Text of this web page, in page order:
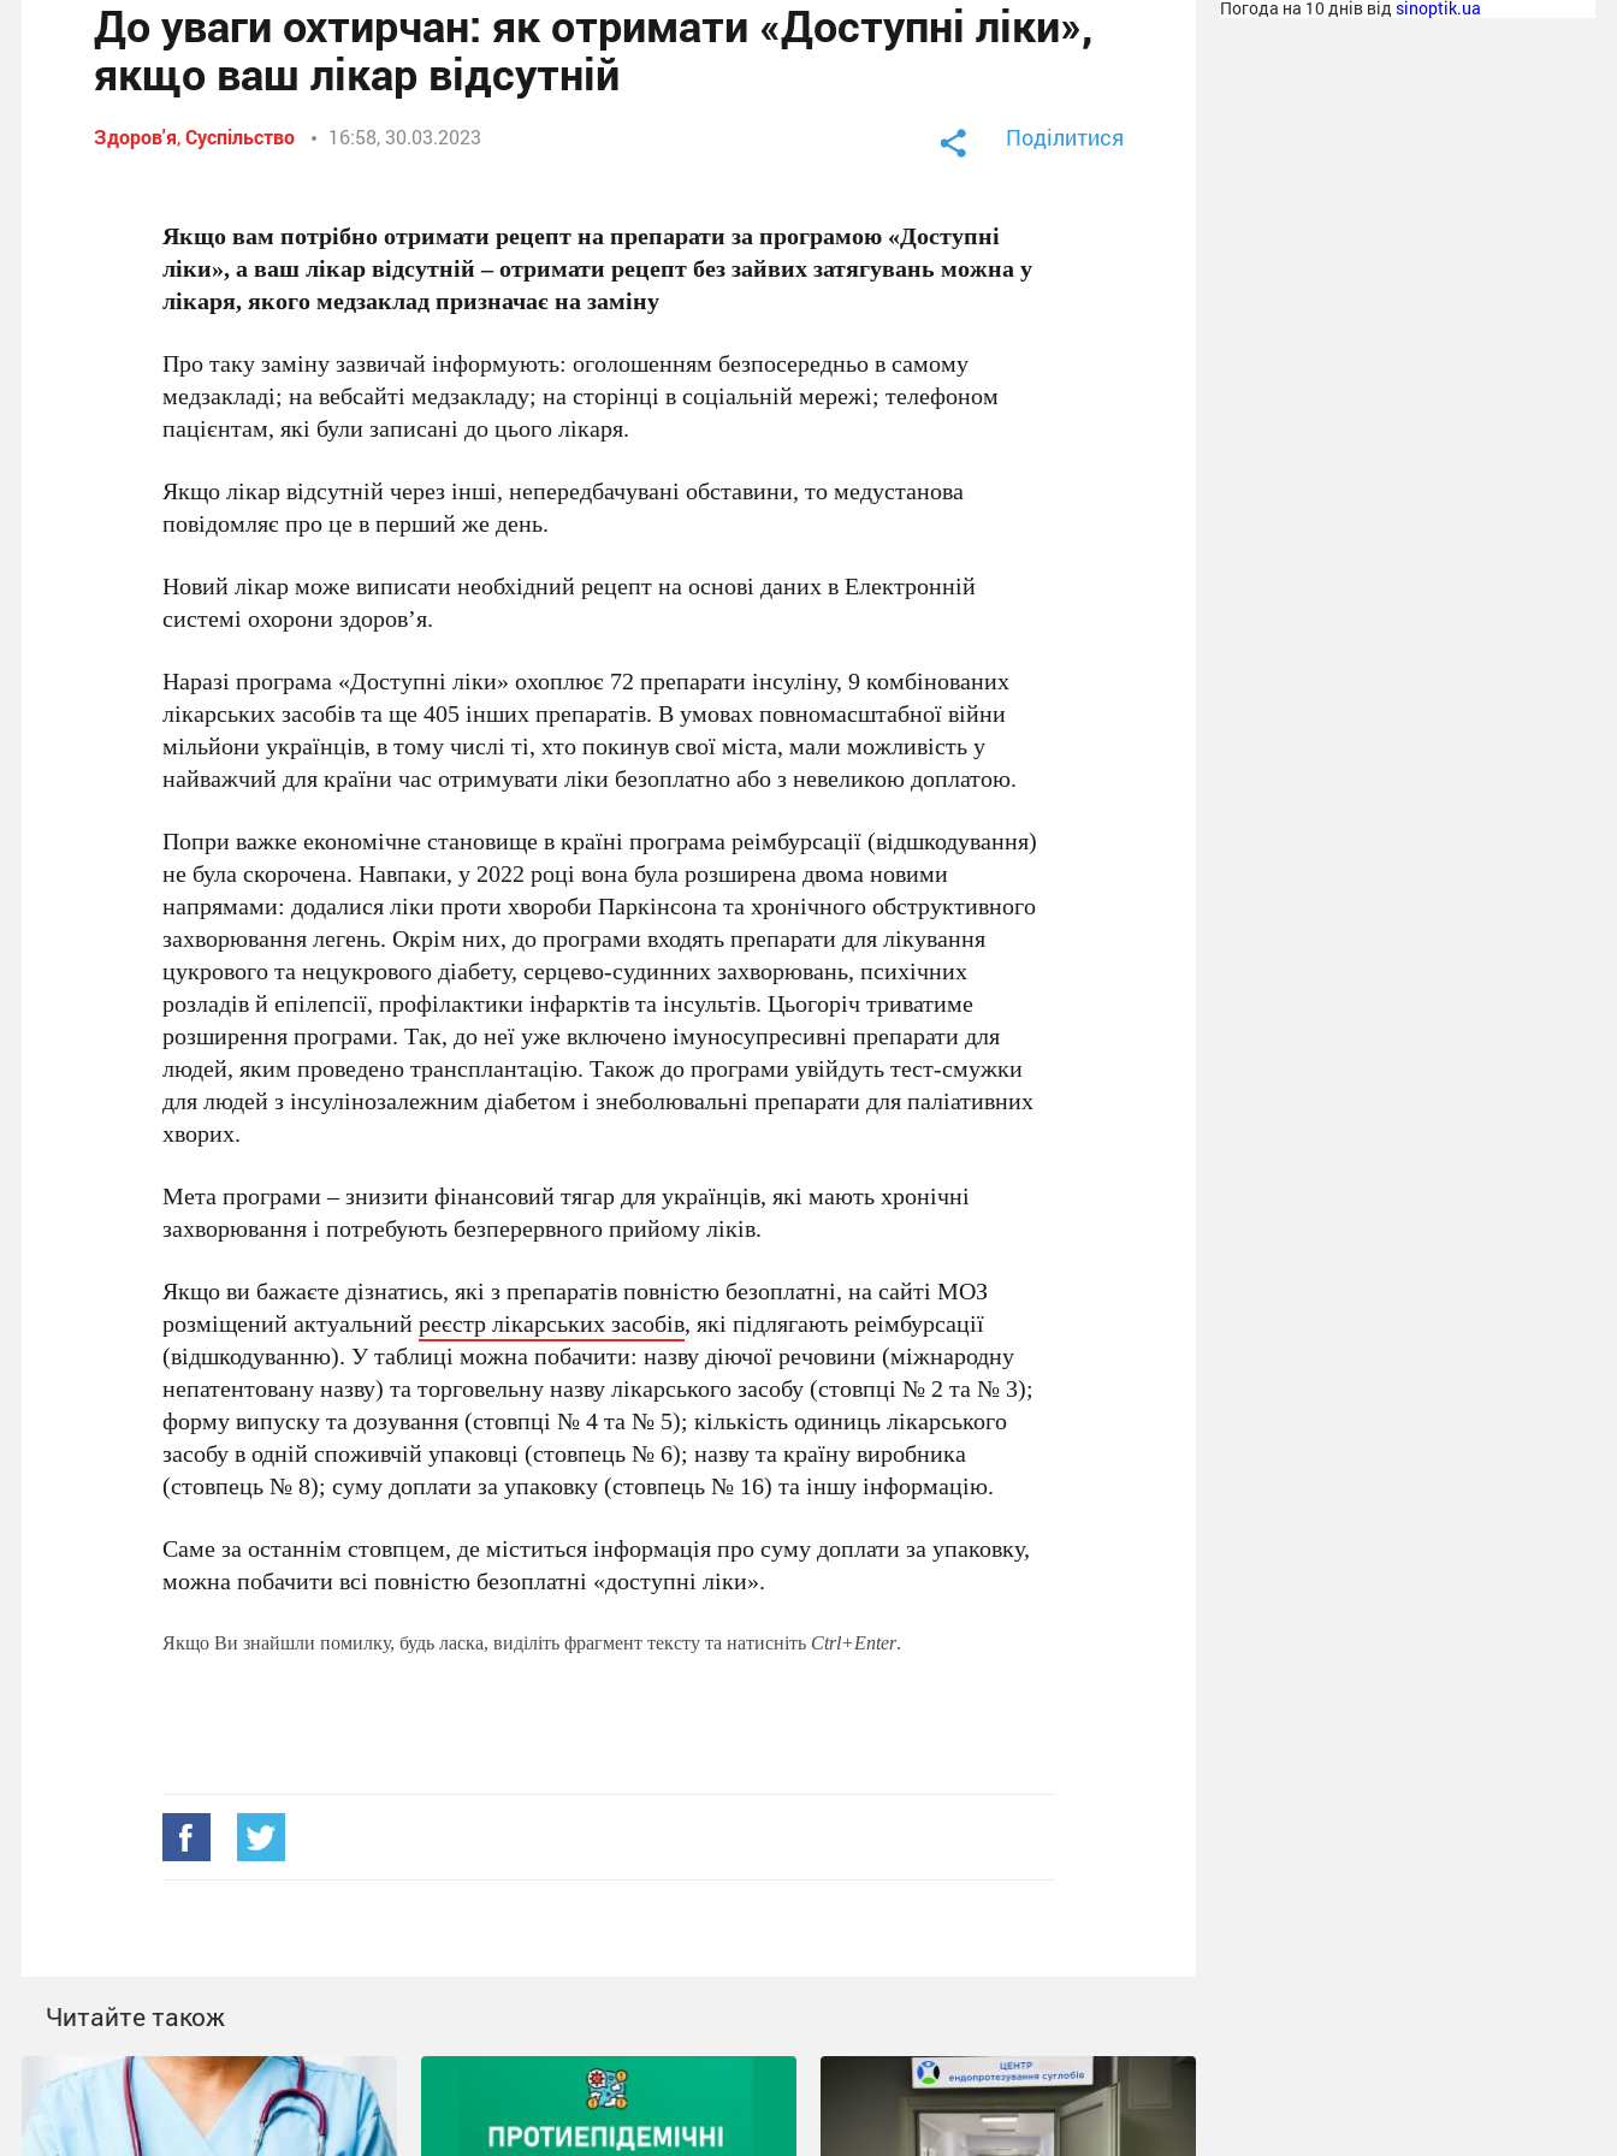
До уваги охтирчан: як отримати «Доступні ліки»,
якщо ваш лікар відсутній
Здоров'я,Суспільство 16:58, 30.03.2023 Поділитися
Якщо вам потрібно отримати рецепт на препарати за програмою «Доступні
ліки», а ваш лікар відсутній – отримати рецепт без зайвих затягувань можна у
лікаря, якого медзаклад призначає на заміну
Про таку заміну зазвичай інформують: оголошенням безпосередньо в самому
медзакладі; на вебсайті медзакладу; на сторінці в соціальній мережі; телефоном
пацієнтам, які були записані до цього лікаря.
Якщо лікар відсутній через інші, непередбачувані обставини, то медустанова
повідомляє про це в перший же день.
Новий лікар може виписати необхідний рецепт на основі даних в Електронній
системі охорони здоров’я.
Наразі програма «Доступні ліки» охоплює 72 препарати інсуліну, 9 комбінованих
лікарських засобів та ще 405 інших препаратів. В умовах повномасштабної війни
мільйони українців, в тому числі ті, хто покинув свої міста, мали можливість у
найважчий для країни час отримувати ліки безоплатно або з невеликою доплатою.
Попри важке економічне становище в країні програма реімбурсації (відшкодування)
не була скорочена. Навпаки, у 2022 році вона була розширена двома новими
напрямами: додалися ліки проти хвороби Паркінсона та хронічного обструктивного
захворювання легень. Окрім них, до програми входять препарати для лікування
цукрового та нецукрового діабету, серцево-судинних захворювань, психічних
розладів й епілепсії, профілактики інфарктів та інсультів. Цьогоріч триватиме
розширення програми. Так, до неї уже включено імуносупресивні препарати для
людей, яким проведено трансплантацію. Також до програми увійдуть тест-смужки
для людей з інсулінозалежним діабетом і знеболювальні препарати для паліативних
хворих.
Мета програми – знизити фінансовий тягар для українців, які мають хронічні
захворювання і потребують безперервного прийому ліків.
Якщо ви бажаєте дізнатись, які з препаратів повністю безоплатні, на сайті МОЗ
розміщений актуальнийреєстр лікарських засобів, які підлягають реімбурсації
(відшкодуванню). У таблиці можна побачити: назву діючої речовини (міжнародну
непатентовану назву) та торговельну назву лікарського засобу (стовпці № 2 та № 3);
форму випуску та дозування (стовпці № 4 та № 5); кількість одиниць лікарського
засобу в одній споживчій упаковці (стовпець № 6); назву та країну виробника
(стовпець № 8); суму доплати за упаковку (стовпець № 16) та іншу інформацію.
Саме за останнім стовпцем, де міститься інформація про суму доплати за упаковку,
можна побачити всі повністю безоплатні «доступні ліки».
Якщо Ви знайшли помилку, будь ласка, виділіть фрагмент тексту та натисніть Ctrl+Enter.
Читайте також
Погода на 10 днів від sinoptik.ua